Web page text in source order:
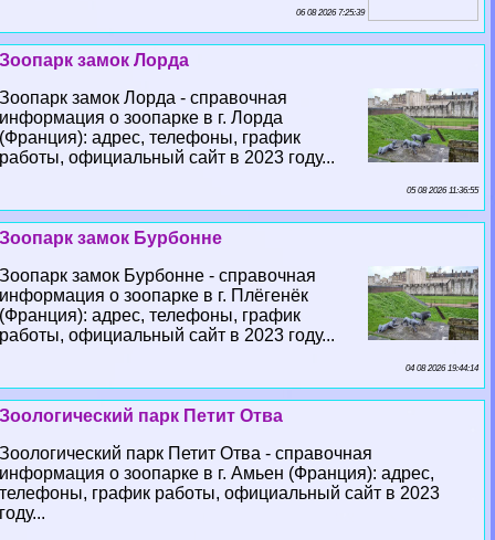
06 08 2026 7:25:39
Зоопарк замок Лорда
Зоопарк замок Лорда - справочная
информация о зоопарке в г. Лорда
(Франция): адрес, телефоны, график
работы, официальный сайт в 2023 году...
05 08 2026 11:36:55
Зоопарк замок Бурбонне
Зоопарк замок Бурбонне - справочная
информация о зоопарке в г. Плёгенёк
(Франция): адрес, телефоны, график
работы, официальный сайт в 2023 году...
04 08 2026 19:44:14
Зоологический парк Петит Отва
Зоологический парк Петит Отва - справочная
информация о зоопарке в г. Амьен (Франция): адрес,
телефоны, график работы, официальный сайт в 2023
году...